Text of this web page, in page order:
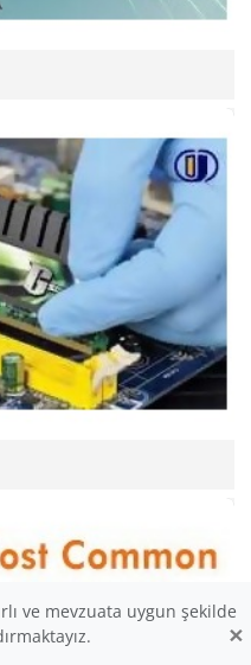
ve mevzuata uygun şekilde
×